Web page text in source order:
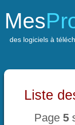
Mes
des logiciels à
Liste
Page5